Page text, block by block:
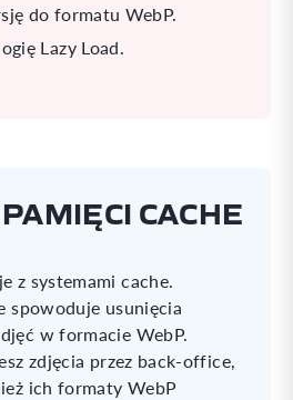
do formatu WebP.
Lazy Load.
CACHE
z systemami cache.
spowoduje usunięcia
w formacie WebP.
zdjęcia przez back-office,
ich formaty WebP